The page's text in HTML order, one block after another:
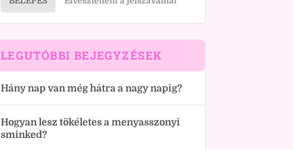
LEGUTÓBBI BEJEGYZÉSEK
Hány nap van még hátra a nagy napig?
Hogyan lesz tökéletes a menyasszonyi
sminked?